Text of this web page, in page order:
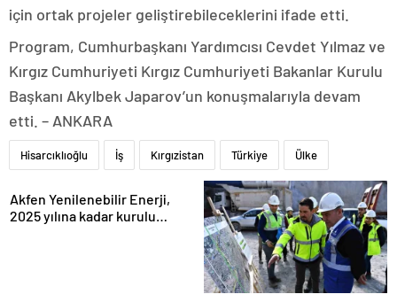
için ortak projeler geliştirebileceklerini ifade etti.
Program, Cumhurbaşkanı Yardımcısı Cevdet Yılmaz ve
Kırgız Cumhuriyeti Kırgız Cumhuriyeti Bakanlar Kurulu
Başkanı Akylbek Japarov’un konuşmalarıyla devam
etti. – ANKARA
Hisarcıklıoğlu İş Kırgızistan Türkiye Ülke
Akfen Yenilenebilir Enerji,
2025 yılına kadar kurulu